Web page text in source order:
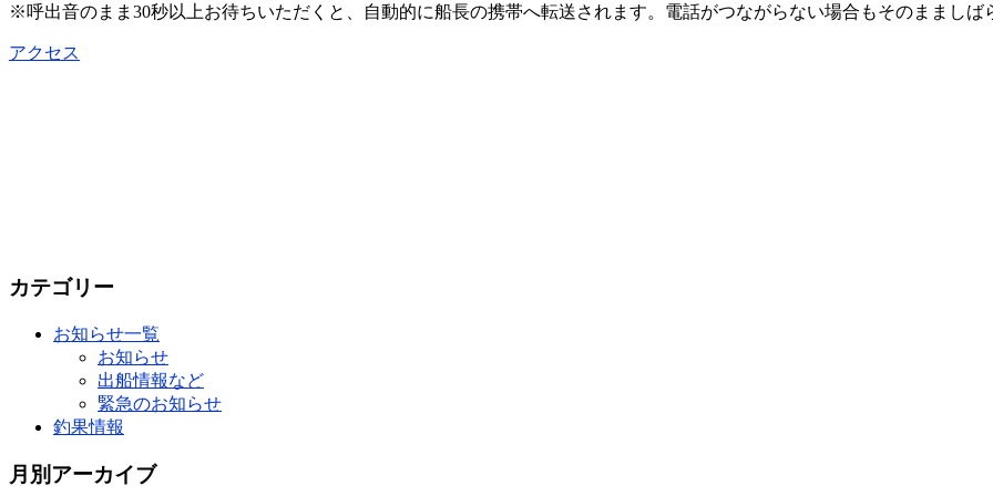
※呼出音のまま30秒以上お待ちいただくと、自動的に船長の携帯へ転送されます。電話がつながらない場合もそのまましば
アクセス
カテゴリー
お知らせ一覧
お知らせ
出船情報など
緊急のお知らせ
釣果情報
月別アーカイブ